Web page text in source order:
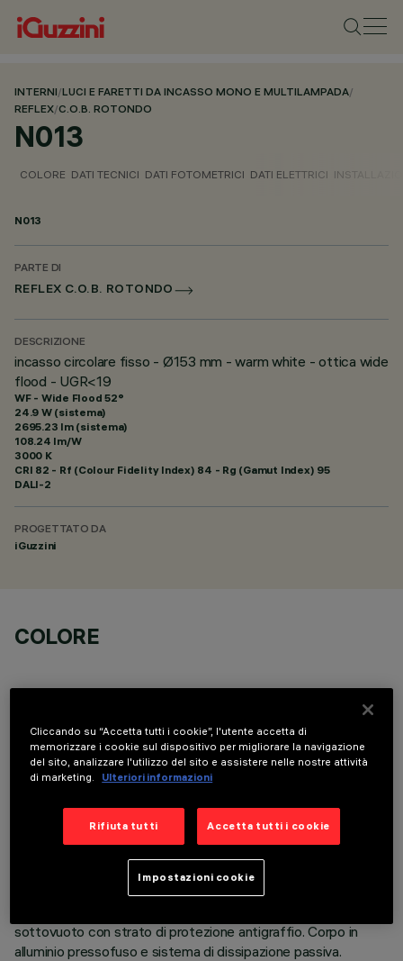
INTERNI/LUCI E FARETTI DA INCASSO MONO E MULTILAMPADA/
REFLEX/C.O.B. ROTONDO
N013
COLORE DATI TECNICI DATI FOTOMETRICI DATI ELETTRICI
N013
PARTE DI
REFLEX C.O.B. ROTONDO
DESCRIZIONE
incasso circolare fisso - Ø153 mm - warm white - ottica wide
flood - UGR<19
WF - Wide Flood 52°
24.9 W (sistema)
2695.23 lm (sistema)
108.24 lm/W
3000 K
CRI 82 - Rf (Colour Fidelity Index) 84 - Rg (Gamut Index) 95
DALI-2
PROGETTATO DA
iGuzzini
COLORE
DATI TECNICI
Apparecchio rotondo fisso finalizzato all'utilizzo di sorgente
LED con tecnologia C.o.B. Versione con falda per installazione
sottovuoto con strato di protezione antigraffio. Corpo in
alluminio pressofuso e sistema di dissipazione passiva.
Cliccando su “Accetta tutti i cookie”, l'utente accetta di
memorizzare i cookie sul dispositivo per migliorare la navigazione
del sito, analizzare l'utilizzo del sito e assistere nelle nostre attività
di marketing.
Ulteriori informazioni
Rifiuta tutti Accetta tutti i cookie
Impostazioni cookie